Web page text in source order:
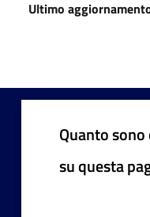
Ultimo
Quanto
su questa